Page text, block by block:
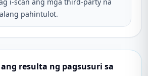
pahintulot.
resulta ng pagsusuri sa